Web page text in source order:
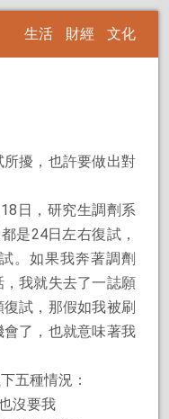
生活 財經 文化
擾，也許要做出對
日，研究生調劑系
是24日左右復試，
。如果我奔著調劑
我就失去了一誌願
試，那假如我被刷
了，也就意味著我
五種情況：
沒要我